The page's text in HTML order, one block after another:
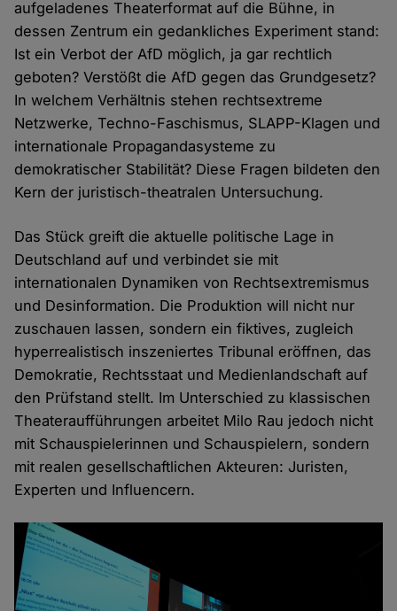
aufgeladenes Theaterformat auf die Bühne, in
dessen Zentrum ein gedankliches Experiment stand:
Ist ein Verbot der AfD möglich, ja gar rechtlich
geboten? Verstößt die AfD gegen das Grundgesetz?
In welchem Verhältnis stehen rechtsextreme
Netzwerke, Techno-Faschismus, SLAPP-Klagen und
internationale Propagandasysteme zu
demokratischer Stabilität? Diese Fragen bildeten den
Kern der juristisch-theatralen Untersuchung.
Das Stück greift die aktuelle politische Lage in
Deutschland auf und verbindet sie mit
internationalen Dynamiken von Rechtsextremismus
und Desinformation. Die Produktion will nicht nur
zuschauen lassen, sondern ein fiktives, zugleich
hyperrealistisch inszeniertes Tribunal eröffnen, das
Demokratie, Rechtsstaat und Medienlandschaft auf
den Prüfstand stellt. Im Unterschied zu klassischen
Theateraufführungen arbeitet Milo Rau jedoch nicht
mit Schauspielerinnen und Schauspielern, sondern
mit realen gesellschaftlichen Akteuren: Juristen,
Experten und Influencern.